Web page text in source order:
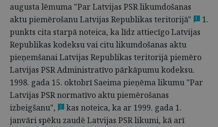
augusta lēmuma "Par Latvijas PSR likumdošanas
aktu piemērošanu Latvijas Republikas teritorijā"
1
1.
punkts cita starpā noteica, ka līdz attiecīgo Latvijas
Republikas kodeksu vai citu likumdošanas aktu
pieņemšanai Latvijas Republikas teritorijā piemēro
Latvijas PSR Administratīvo pārkāpumu kodeksu.
1998. gada 15. oktobrī Saeima pieņēma likumu "Par
Latvijas PSR normatīvo aktu piemērošanas
izbeigšanu",
2
kas noteica, ka ar 1999. gada 1.
janvāri spēku zaudē Latvijas PSR likumi, kā arī